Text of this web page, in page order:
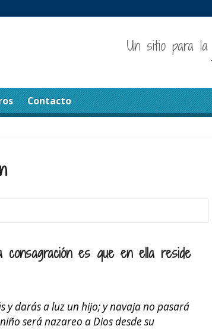
Un sitio para la
Contacto
es que en ella reside
y darás a luz un hijo; y navaja no pasará
será nazareo a Dios desde su